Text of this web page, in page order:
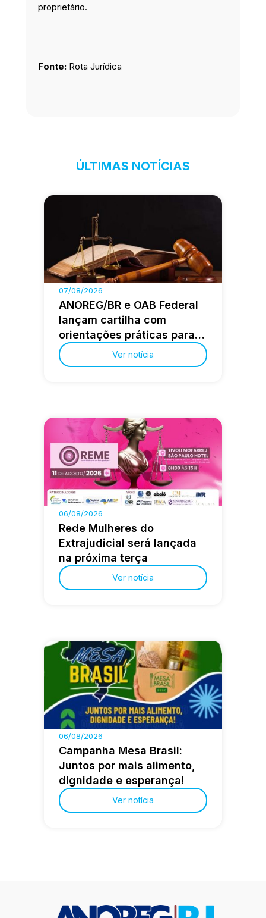
proprietário.
Fonte: Rota Jurídica
ÚLTIMAS NOTÍCIAS
07/08/2026
ANOREG/BR e OAB Federal
lançam cartilha com
orientações práticas para a
advocacia extrajudicial
Ver notícia
06/08/2026
Rede Mulheres do
Extrajudicial será lançada
na próxima terça
Ver notícia
06/08/2026
Campanha Mesa Brasil:
Juntos por mais alimento,
dignidade e esperança!
Ver notícia